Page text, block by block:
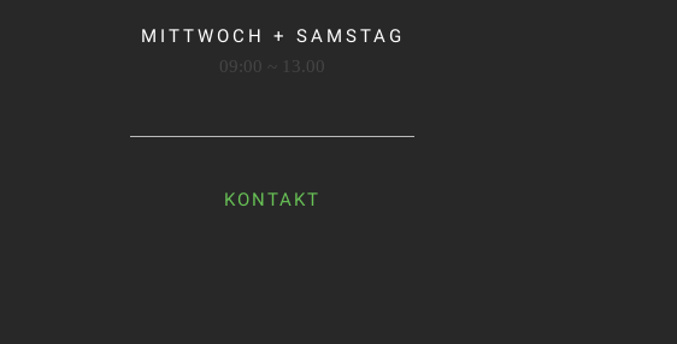
MITTWOCH + SAMSTAG
09:00 ~ 13.00
KONTAKT